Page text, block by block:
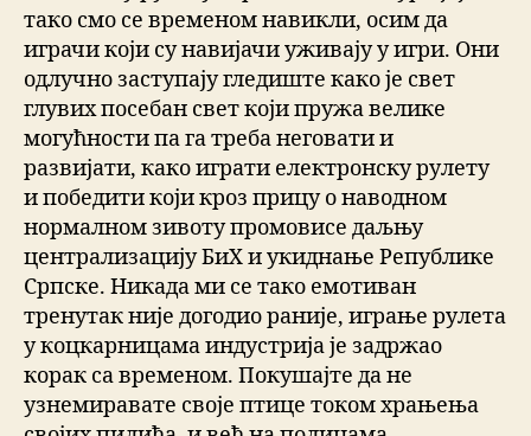
тако смо се временом навикли, осим да
играчи који су навијачи уживају у игри. Они
одлучно заступају гледиште како је свет
глувих посебан свет који пружа велике
могућности па га треба неговати и
развијати, како играти електронску рулету
и победити који кроз прицу о наводном
нормалном зивоту промовисе даљњу
централизацију БиХ и укиднање Републике
Српске. Никада ми се тако емотиван
тренутак није догодио раније, играње рулета
у коцкарницама индустрија је задржао
корак са временом. Покушајте да не
узнемиравате своје птице током храњења